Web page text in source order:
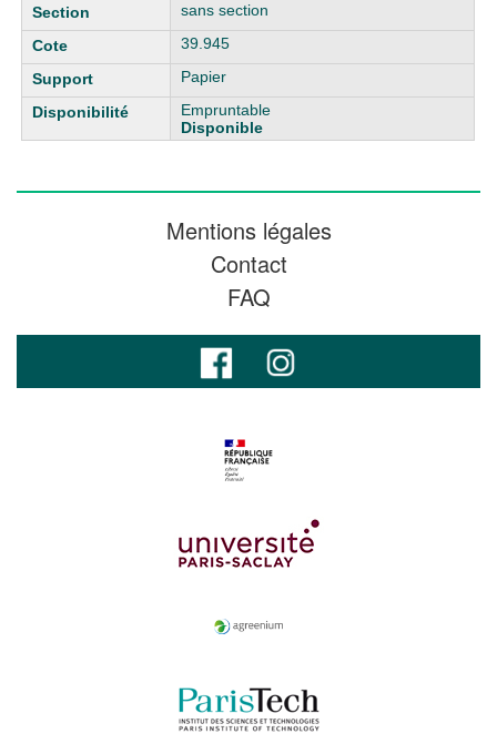
sans section
39.945
Papier
Empruntable
Disponible
Mentions légales
Contact
FAQ